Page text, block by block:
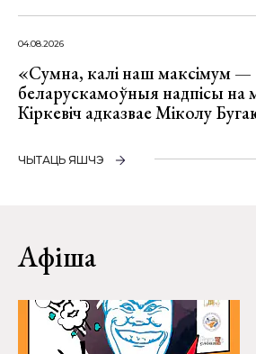
04.08.2026
«Сумна, калі наш максімум —
беларускамоўныя надпісы на
Кіркевіч адказвае Міколу
ЧЫТАЦЬ ЯШЧЭ
Афіша